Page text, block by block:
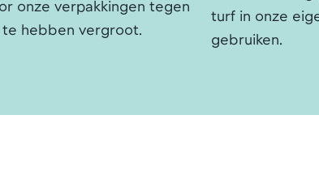
onze verpakkingen tegen
hebben vergroot.
turf in onze
gebruiken.